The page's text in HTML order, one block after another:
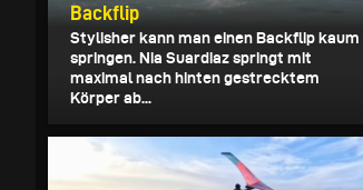
Backflip
Stylisher kann man einen Backflip kaum
springen. Nia Suardiaz springt mit
maximal nach hinten gestrecktem
Körper ab...